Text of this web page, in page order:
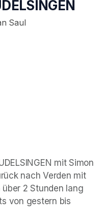
Saul
mit Simon
nach Verden mit
2 Stunden lang
von gestern bis